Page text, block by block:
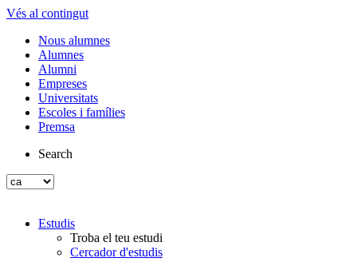
Vés al contingut
Nous alumnes
Alumnes
Alumni
Empreses
Universitats
Escoles i famílies
Premsa
Search
Estudis
Troba el teu estudi
Cercador d'estudis